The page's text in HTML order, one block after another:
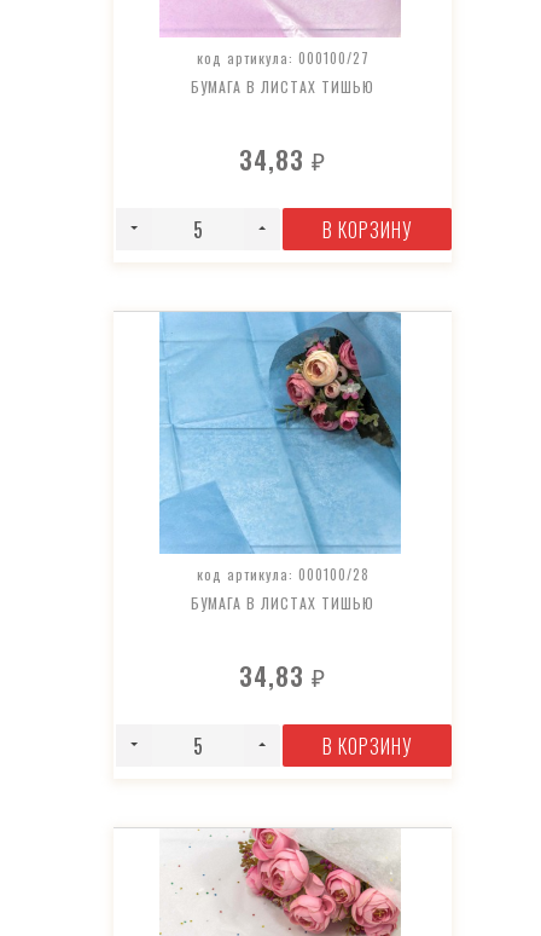
код артикула: 000100/27
БУМАГА В ЛИСТАХ ТИШЬЮ
34,83₽
В КОРЗИНУ
код артикула: 000100/28
БУМАГА В ЛИСТАХ ТИШЬЮ
34,83₽
В КОРЗИНУ